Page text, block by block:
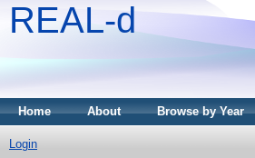
REAL-d
Home About Browse by Year
Login